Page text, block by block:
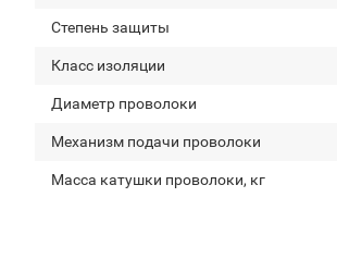
Степень защиты
Класс изоляции
Диаметр проволоки
Механизм подачи проволоки
Масса катушки проволоки, кг